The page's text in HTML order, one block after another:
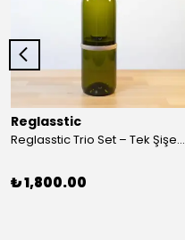
Reglasstic
Reglasstic Trio Set – Tek Şişeden 3 Parça
₺ 1,800.00